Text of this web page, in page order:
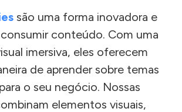
são uma forma inovadora e
conteúdo. Com uma
imersiva, eles oferecem
de aprender sobre temas
o seu negócio. Nossas
elementos visuais,